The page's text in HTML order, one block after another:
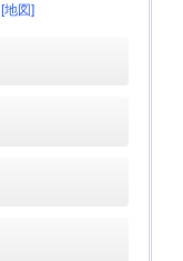
[地図]